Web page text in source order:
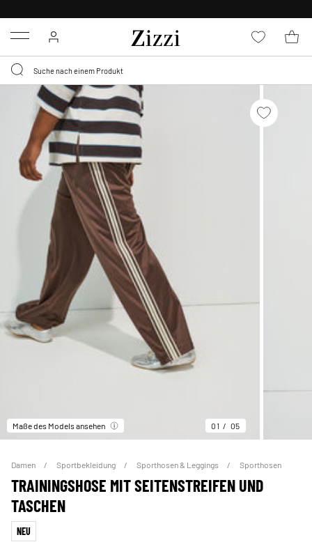
Menu
Maße des Models ansehen 01 05
Damen Sportbekleidung Sporthosen & Leggings Sporthosen
TRAININGSHOSE MIT SEITENSTREIFEN UND
TASCHEN
NEU